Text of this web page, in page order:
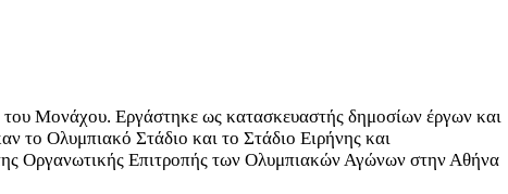
Μονάχου. Εργάστηκε ως κατασκευαστής δημοσίων έργων και
το Ολυμπιακό Στάδιο και το Στάδιο Ειρήνης και
Οργανωτικής Επιτροπής των Ολυμπιακών Αγώνων στην Αθήνα